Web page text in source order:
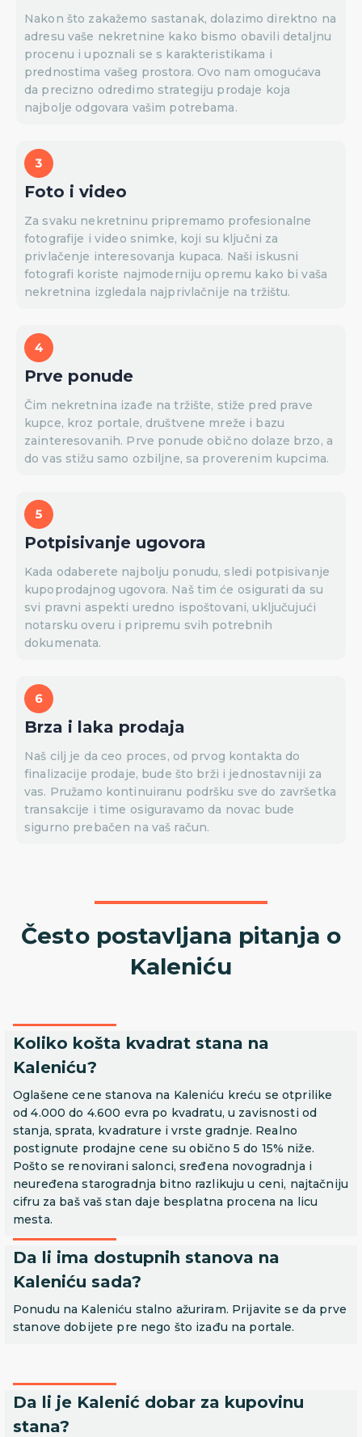
Nakon što zakažemo sastanak, dolazimo direktno na
adresu vaše nekretnine kako bismo obavili detaljnu
procenu i upoznali se s karakteristikama i
prednostima vašeg prostora. Ovo nam omogućava
da precizno odredimo strategiju prodaje koja
najbolje odgovara vašim potrebama.
Foto i video
Za svaku nekretninu pripremamo profesionalne
fotografije i video snimke, koji su ključni za
privlačenje interesovanja kupaca. Naši iskusni
fotografi koriste najmoderniju opremu kako bi vaša
nekretnina izgledala najprivlačnije na tržištu.
Prve ponude
Čim nekretnina izađe na tržište, stiže pred prave
kupce, kroz portale, društvene mreže i bazu
zainteresovanih. Prve ponude obično dolaze brzo, a
do vas stižu samo ozbiljne, sa proverenim kupcima.
Potpisivanje ugovora
Kada odaberete najbolju ponudu, sledi potpisivanje
kupoprodajnog ugovora. Naš tim će osigurati da su
svi pravni aspekti uredno ispoštovani, uključujući
notarsku overu i pripremu svih potrebnih
dokumenata.
Brza i laka prodaja
Naš cilj je da ceo proces, od prvog kontakta do
finalizacije prodaje, bude što brži i jednostavniji za
vas. Pružamo kontinuiranu podršku sve do završetka
transakcije i time osiguravamo da novac bude
sigurno prebačen na vaš račun.
Često postavljana pitanja o
Kaleniću
Koliko košta kvadrat stana na
Kaleniću?
Oglašene cene stanova na Kaleniću kreću se otprilike
od 4.000 do 4.600 evra po kvadratu, u zavisnosti od
stanja, sprata, kvadrature i vrste gradnje. Realno
postignute prodajne cene su obično 5 do 15% niže.
Pošto se renovirani salonci, sređena novogradnja i
neuređena starogradnja bitno razlikuju u ceni, najtačniju
cifru za baš vaš stan daje besplatna procena na licu
mesta.
Da li ima dostupnih stanova na
Kaleniću sada?
Ponudu na Kaleniću stalno ažuriram. Prijavite se da prve
stanove dobijete pre nego što izađu na portale.
Da li je Kalenić dobar za kupovinu
stana?